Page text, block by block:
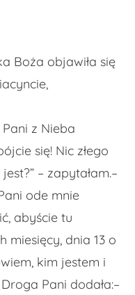
Boża objawiła się
Pani z Nieba
się! Nic złego
– zapytałam.–
ode mnie
abyście tu
miesięcy, dnia 13 o
kim jestem i
Pani dodała:–